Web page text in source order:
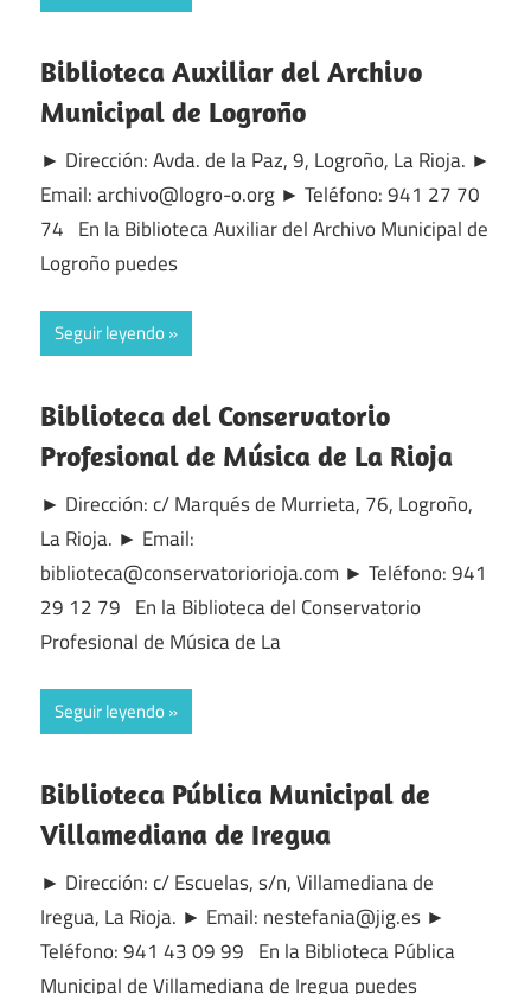
Biblioteca Auxiliar del Archivo
Municipal de Logroño
► Dirección: Avda. de la Paz, 9, Logroño, La Rioja. ►
Email: archivo@logro-o.org ► Teléfono: 941 27 70
74 En la Biblioteca Auxiliar del Archivo Municipal de
Logroño puedes
Seguir leyendo
Biblioteca del Conservatorio
Profesional de Música de La Rioja
► Dirección: c/ Marqués de Murrieta, 76, Logroño,
La Rioja. ► Email:
biblioteca@conservatoriorioja.com ► Teléfono: 941
29 12 79 En la Biblioteca del Conservatorio
Profesional de Música de La
Seguir leyendo
Biblioteca Pública Municipal de
Villamediana de Iregua
► Dirección: c/ Escuelas, s/n, Villamediana de
Iregua, La Rioja. ► Email: nestefania@jig.es ►
Teléfono: 941 43 09 99 En la Biblioteca Pública
Municipal de Villamediana de Iregua puedes